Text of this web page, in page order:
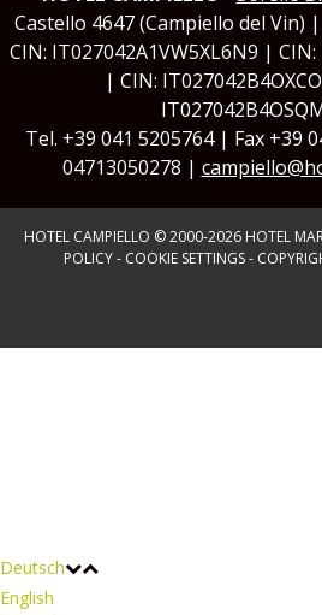
Castello 4647 (Campiello del Vin)
CIN: IT027042A1VW5XL6N9 |
| CIN:
Tel. +39 041 5205764 | Fax +39
04713050278 |
HOTEL CAMPIELLO © 2000-2026 HOTEL
POLICY- COOKIE SETTINGS-
Deutsch
English